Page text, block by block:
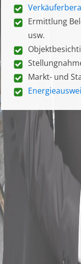
Ermittlung
usw.
Markt- und